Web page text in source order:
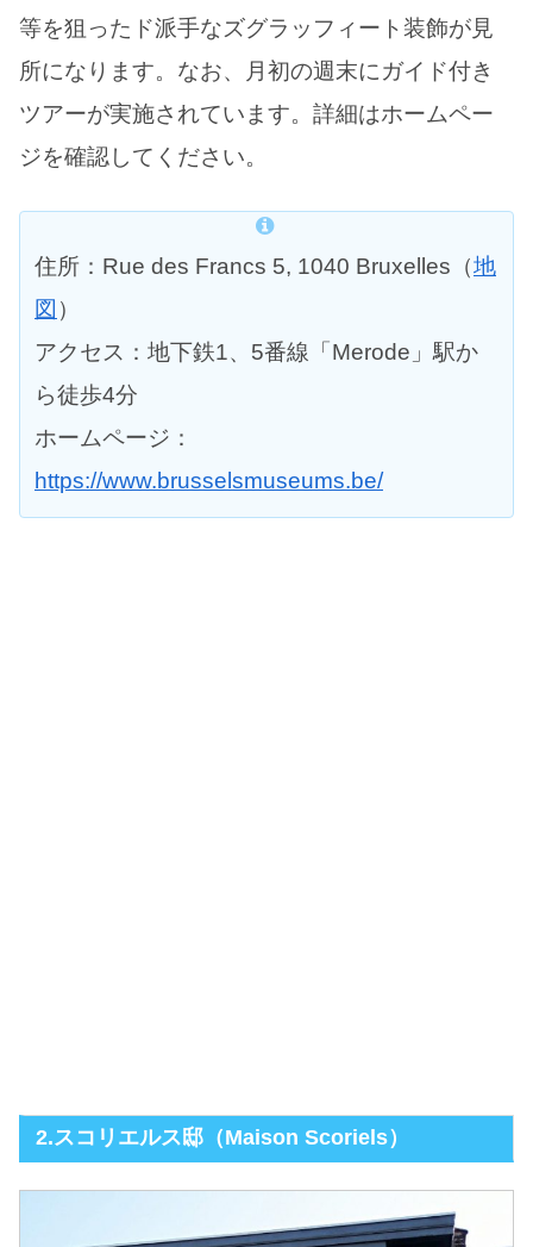
等を狙ったド派手なズグラッフィート装飾が見
所になります。なお、月初の週末にガイド付き
ツアーが実施されています。詳細はホームペー
ジを確認してください。
住所：Rue des Francs 5, 1040 Bruxelles（地
図 ）
アクセス：地下鉄1、5番線「Merode」駅か
ら徒歩4分
ホームページ：
https://www.brusselsmuseums.be/
2.スコリエルス邸（Maison Scoriels）